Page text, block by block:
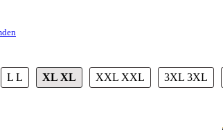
L L XL XL XXL XXL 3XL 3XL